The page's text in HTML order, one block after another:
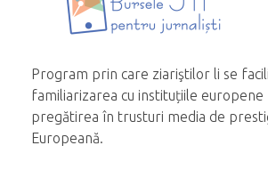
Program prin care ziariştilor li se
familiarizarea cu instituțiile europene
pregătirea în trusturi media de
Europeană.